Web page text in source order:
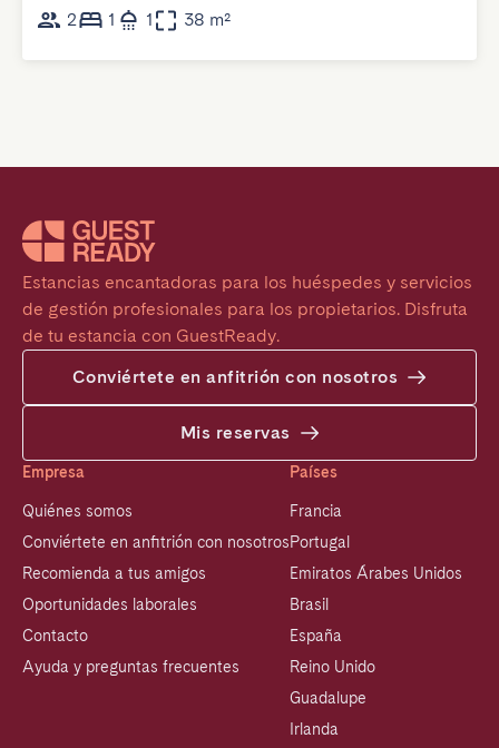
2
1 1 38 m²
Estancias encantadoras para los huéspedes y servicios
de gestión profesionales para los propietarios. Disfruta
de tu estancia con GuestReady.
Conviértete en anfitrión con nosotros
Mis reservas
Empresa
Quiénes somos
Conviértete en anfitrión con nosotros
Recomienda a tus amigos
Oportunidades laborales
Contacto
Ayuda y preguntas frecuentes
Países
Francia
Portugal
Emiratos Árabes Unidos
Brasil
España
Reino Unido
Guadalupe
Irlanda